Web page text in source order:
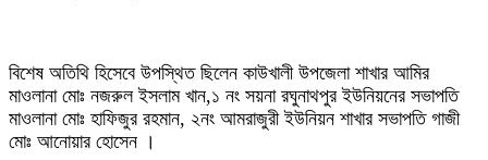
বিশেষ অতিথি হিসেবে উপস্থিত ছিলেন কাউখালী উপজেলা শাখার আমির
মাওলানা মোঃ নজরুল ইসলাম খান,১ নং সয়না রঘুনাথপুর ইউনিয়নের সভাপতি
মাওলানা মোঃ হাফিজুর রহমান, ২নং আমরাজুরী ইউনিয়ন শাখার সভাপতি গাজী
মোঃ আনোয়ার হোসেন ।